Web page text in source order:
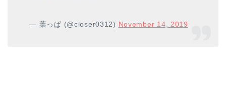
— 葉っぱ (@closer0312) November 14, 2019